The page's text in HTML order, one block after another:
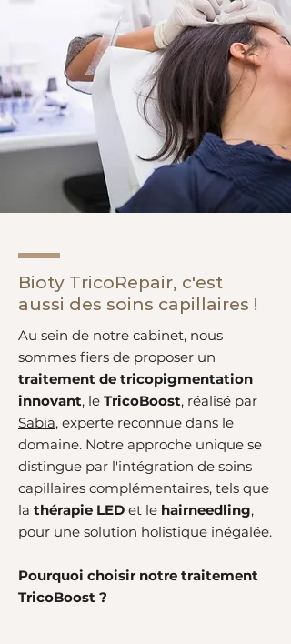
Bioty TricoRepair, c'est
aussi des soins capillaires !
Au sein de notre cabinet, nous
sommes fiers de proposer un
traitement de tricopigmentation
innovant, le TricoBoost, réalisé par
Sabia, experte reconnue dans le
domaine. Notre approche unique se
distingue par l'intégration de soins
capillaires complémentaires, tels que
la thérapie LED et le hairneedling,
pour une solution holistique inégalée.
Pourquoi choisir notre traitement
TricoBoost ?